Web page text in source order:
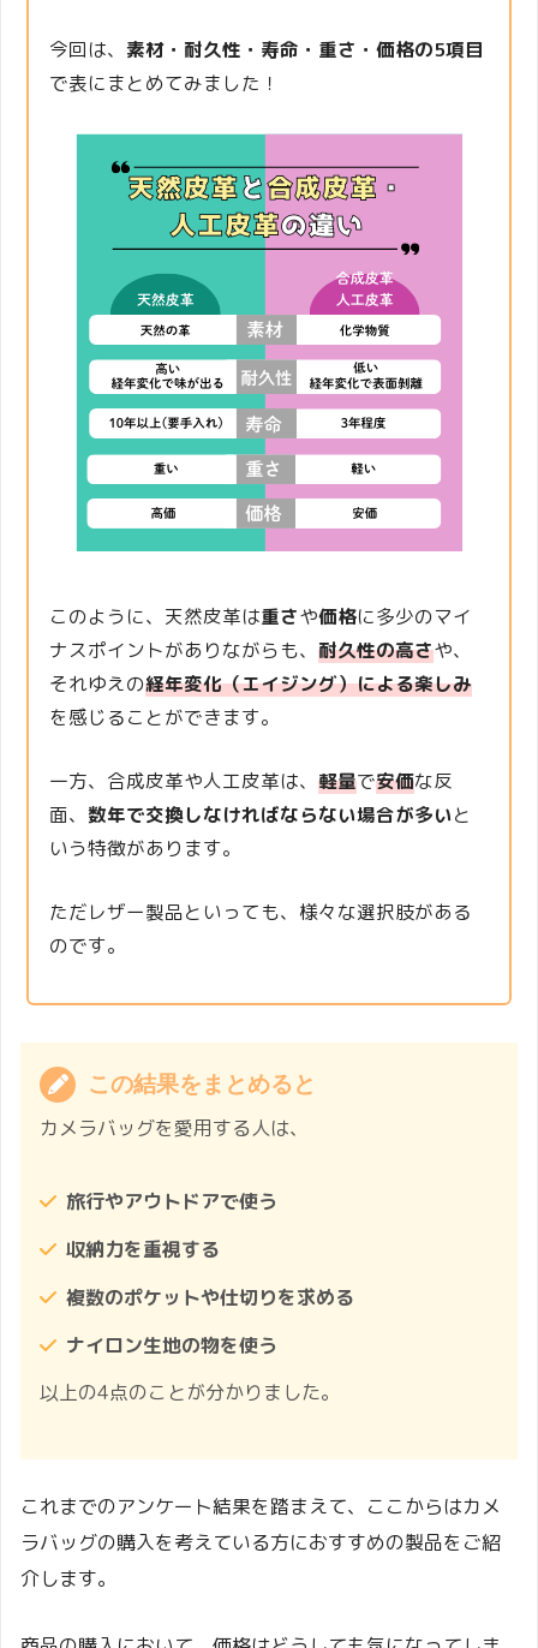
今回は、素材・耐久性・寿命・重さ・価格の5項目
で表にまとめてみました！
このように、天然皮革は重さや価格に多少のマイ
ナスポイントがありながらも、耐久性の高さや、
それゆえの経年変化（エイジング）による楽しみ
を感じることができます。
一方、合成皮革や人工皮革は、軽量で安価な反
面、数年で交換しなければならない場合が多いと
いう特徴があります。
ただレザー製品といっても、様々な選択肢がある
のです。
この結果をまとめると
カメラバッグを愛用する人は、
旅行やアウトドアで使う
収納力を重視する
複数のポケットや仕切りを求める
ナイロン生地の物を使う
以上の4点のことが分かりました。
これまでのアンケート結果を踏まえて、ここからはカメ
ラバッグの購入を考えている方におすすめの製品をご紹
介します。